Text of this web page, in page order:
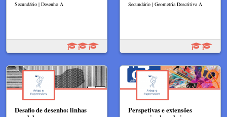
Secundário | Desenho A Secundário | Geometria Descritiva A
Desafio de desenho: linhas
Perspetivas e extensões